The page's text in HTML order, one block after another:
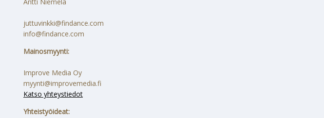
juttuvinkki@findance.com
info@findance.com
Mainosmyynti:
Improve Media Oy
myynti@improvemedia.fi
Katso yhteystiedot
Yhteistyöideat: